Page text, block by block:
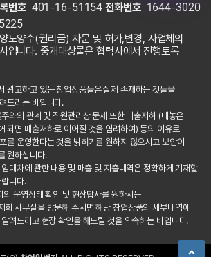
번호 401-16-51154 전화번호 1644-3020
도양수(권리금) 자문 및 허가,변경, 사업체의
입니다. 중개대상물은 협력사에서 진행토록
광고하고 있는 창업상품들은 실제 존재하는 것들을
드리는 바입니다.
와의 관계 및 직원관리상 문제 또한 매출저하 (내놓은
되면 매출저하로 이어질 것을 염려하여) 등의 이유로
를 운영한다는 것을 밝히기를 원하지 않으시고 보안이
원하십니다.
대차에 관한 내용 및 매출 및 지출내역은 정확하게 기재할
니다.
의 운영상태 확인 및 현장답사를 원하시는
희 사무실을 방문해 주시면 해당 창업상품의 세부내역에
려드리고 현장 확인을 해드릴 것을 약속하는 바입니다.